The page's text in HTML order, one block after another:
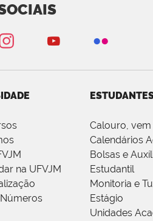
na UFVJM
Calouro, vem
Calendários
Bolsas e
Estudantil
Monitoria e
Estágio
Unidades